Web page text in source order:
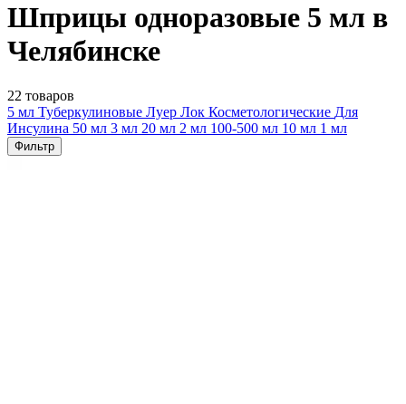
Шприцы одноразовые 5 мл в
Челябинске
22 товаров
5 мл Туберкулиновые Луер Лок Косметологические Для
Инсулина 50 мл 3 мл 20 мл 2 мл 100-500 мл 10 мл 1 мл
Фильтр